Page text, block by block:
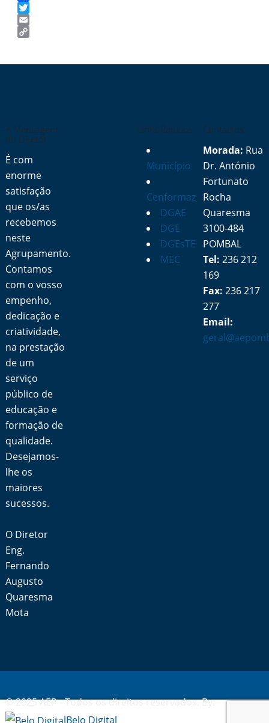
Facebook
Twitter
Email
A Mensagem
do Diretor
É com
enorme
satisfação
que os/as
recebemos
neste
Agrupamento.
Contamos
com o vosso
empenho,
dedicação e
criatividade,
na prestação
de um
serviço
público de
educação e
formação de
qualidade.
Desejamos-
lhe os
maiores
sucessos.
O Diretor
Eng.
Fernando
Augusto
Quaresma
Mota
Links Rápidos
Município
Cenformaz
DGAE
DGE
DGEsTE
MEC
Contactos
Morada: Rua
Dr. António
Fortunato
Rocha
Quaresma
3100-484
POMBAL
Tel: 236 212
169
Fax: 236 217
277
Email:
© 2025 AEP - Todos os direitos reservados. By:
Belo Digital